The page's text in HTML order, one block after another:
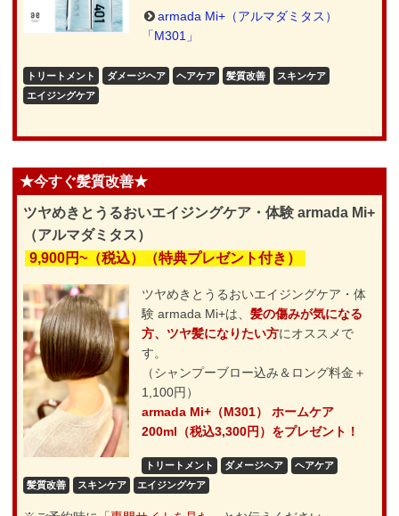
armada Mi+（アルマダミタス）
「M301」
トリートメント ダメージヘア ヘアケア 髪質改善
スキンケア
エイジングケア
★今すぐ髪質改善★
ツヤめきとうるおいエイジングケア・体験 armada Mi+
（アルマダミタス）
9,900円~（税込）（特典プレゼント付き）
ツヤめきとうるおいエイジングケア・体
験 armada Mi+は、 髪の傷みが気になる
方、ツヤ髪になりたい方にオススメで
す。
（シャンプーブロー込み＆ロング料金＋
1,100円）
armada Mi+（M301） ホームケア
200ml（税込3,300円）をプレゼント！
トリートメント ダメージヘア
ヘアケア
髪質改善
スキンケア エイジングケア